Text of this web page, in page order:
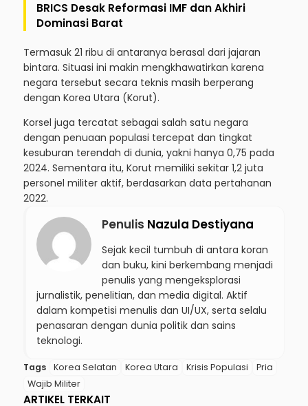
BRICS Desak Reformasi IMF dan Akhiri
Dominasi Barat
Termasuk 21 ribu di antaranya berasal dari jajaran
bintara. Situasi ini makin mengkhawatirkan karena
negara tersebut secara teknis masih berperang
dengan Korea Utara (Korut).
Korsel juga tercatat sebagai salah satu negara
dengan penuaan populasi tercepat dan tingkat
kesuburan terendah di dunia, yakni hanya 0,75 pada
2024. Sementara itu, Korut memiliki sekitar 1,2 juta
personel militer aktif, berdasarkan data pertahanan
2022.
Penulis Nazula Destiyana
Sejak kecil tumbuh di antara koran
dan buku, kini berkembang menjadi
penulis yang mengeksplorasi
jurnalistik, penelitian, dan media digital. Aktif
dalam kompetisi menulis dan UI/UX, serta selalu
penasaran dengan dunia politik dan sains
teknologi.
Tags Korea Selatan Korea Utara Krisis Populasi
Pria
Wajib Militer
ARTIKEL TERKAIT